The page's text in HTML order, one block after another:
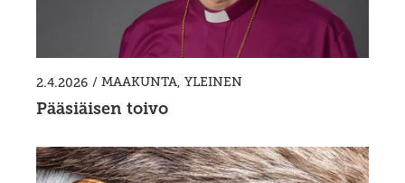
2.4.2026 / MAAKUNTA, YLEINEN
Pääsiäisen toivo